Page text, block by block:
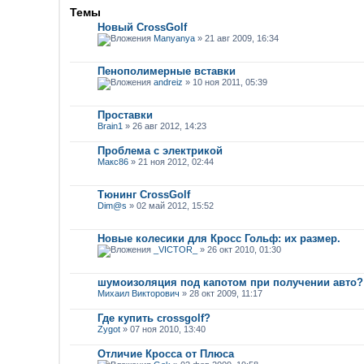
Темы
Новый CrossGolf
Manyanya » 21 авг 2009, 16:34
Пенополимерные вставки
andreiz » 10 ноя 2011, 05:39
Проставки
Brain1 » 26 авг 2012, 14:23
Проблема с электрикой
Макс86 » 21 ноя 2012, 02:44
Тюнинг CrossGolf
Dim@s » 02 май 2012, 15:52
Новые колесики для Кросс Гольф: их размер.
_VICTOR_ » 26 окт 2010, 01:30
шумоизоляция под капотом при получении авто?
Михаил Викторович » 28 окт 2009, 11:17
Где купить crossgolf?
Zygot » 07 ноя 2010, 13:40
Отличие Кросса от Плюса